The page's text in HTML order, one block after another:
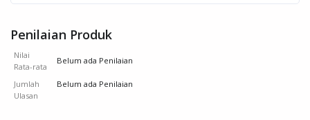
Penilaian Produk
Nilai
Rata-rata
Belum ada Penilaian
Jumlah
Ulasan
Belum ada Penilaian